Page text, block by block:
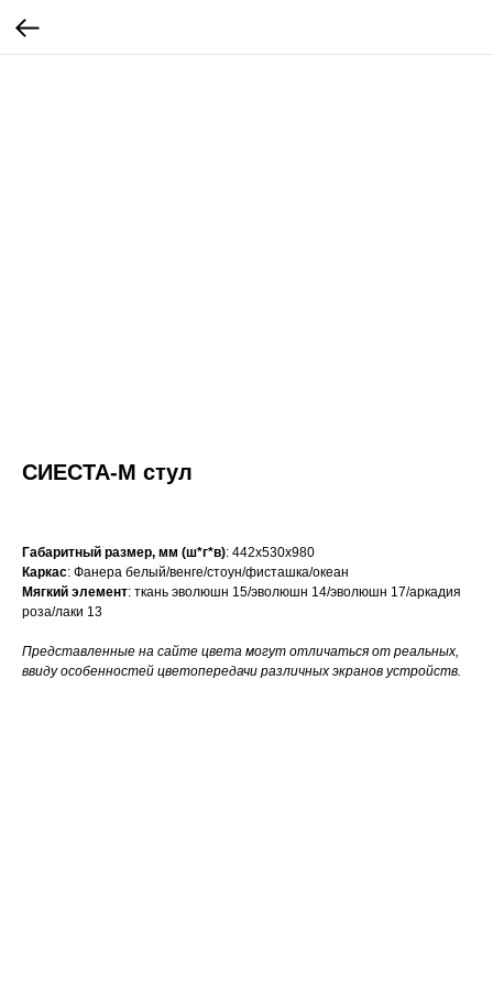
СИЕСТА-М стул
Габаритный размер, мм (ш*г*в): 442х530х980
Каркас: Фанера белый/венге/стоун/фисташка/океан
Мягкий элемент: ткань эволюшн 15/эволюшн 14/эволюшн 17/аркадия
роза/лаки 13
Представленные на сайте цвета могут отличаться от реальных,
ввиду особенностей цветопередачи различных экранов устройств.